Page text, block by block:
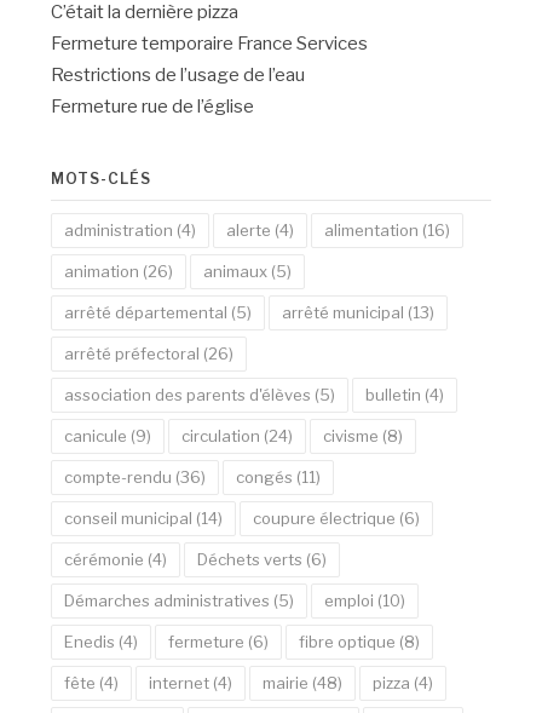
C’était la dernière pizza
Fermeture temporaire France Services
Restrictions de l’usage de l’eau
Fermeture rue de l’église
MOTS-CLÉS
administration (4) alerte (4) alimentation (16)
animation (26) animaux (5)
arrêté départemental (5) arrêté municipal (13)
arrêté préfectoral (26)
association des parents d'élèves (5) bulletin (4)
canicule (9) circulation (24) civisme (8)
compte-rendu (36) congés (11)
conseil municipal (14) coupure électrique (6)
cérémonie (4) Déchets verts (6)
Démarches administratives (5) emploi (10)
Enedis (4) fermeture (6) fibre optique (8)
fête (4) internet (4) mairie (48) pizza (4)